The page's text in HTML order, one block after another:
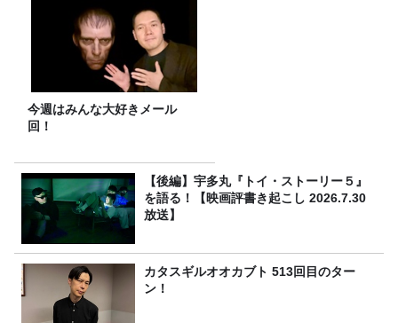
今週はみんな大好きメール
回！
【後編】宇多丸『トイ・ストーリー５』
を語る！【映画評書き起こし 2026.7.30
放送】
カタスギルオオカブト 513回目のター
ン！